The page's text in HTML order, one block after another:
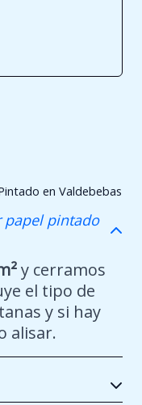
en Valdebebas
pintado
y cerramos
el tipo de
y si hay
alisar.